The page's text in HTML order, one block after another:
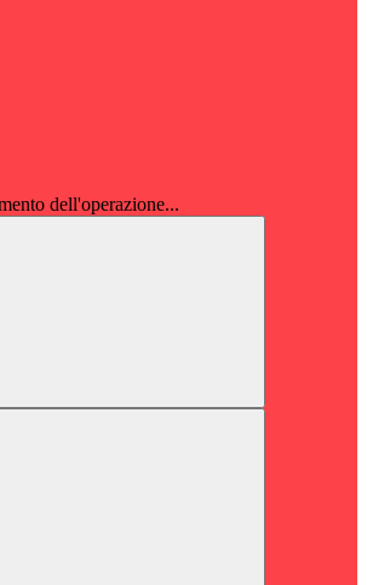
dell'operazione...